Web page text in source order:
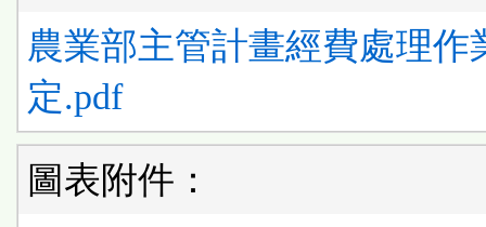
農業部主管計畫經費處理作
定.pdf
圖表附件：